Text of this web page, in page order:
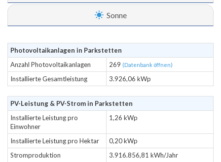
Sonne
Photovoltaikanlagen in Parkstetten
Anzahl Photovoltaikanlagen
269 (Datenbank öffnen)
Installierte Gesamtleistung 3.926,06 kWp
PV-Leistung & PV-Strom in Parkstetten
Installierte Leistung pro
Einwohner
1,26 kWp
Installierte Leistung pro Hektar
0,20 kWp
Stromproduktion
3.916.856,81 kWh/Jahr